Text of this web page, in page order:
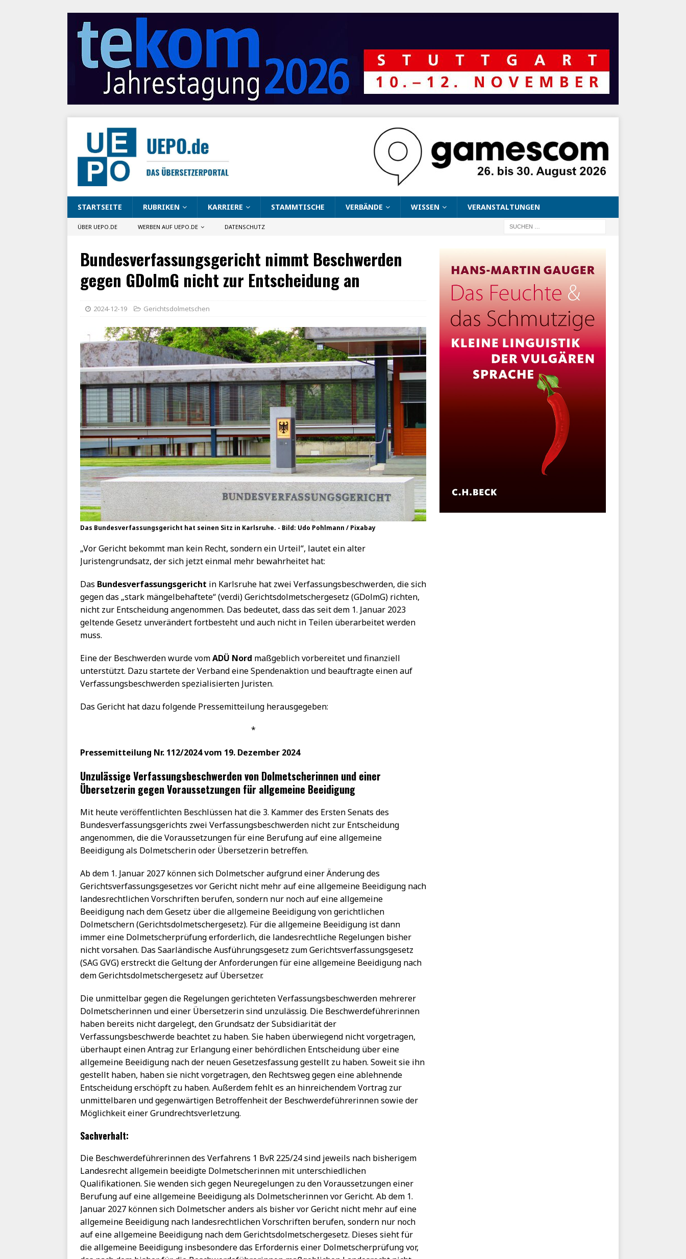
STARTSEITE RUBRIKEN KARRIERE STAMMTISCHE VERBÄNDE WISSEN VERANSTALTUNGEN
ÜBER UEPO.DE WERBEN AUF UEPO.DE DATENSCHUTZ
Bundesverfassungsgericht nimmt Beschwerden
gegen GDolmG nicht zur Entscheidung an
2024-12-19 Gerichtsdolmetschen
Das Bundesverfassungsgericht hat seinen Sitz in Karlsruhe. - Bild: Udo Pohlmann / Pixabay
„Vor Gericht bekommt man kein Recht, sondern ein Urteil“, lautet ein alter
Juristengrundsatz, der sich jetzt einmal mehr bewahrheitet hat:
Das Bundesverfassungsgericht in Karlsruhe hat zwei Verfassungsbeschwerden, die sich
gegen das „stark mängelbehaftete“ (ver.di) Gerichtsdolmetschergesetz (GDolmG) richten,
nicht zur Entscheidung angenommen. Das bedeutet, dass das seit dem 1. Januar 2023
geltende Gesetz unverändert fortbesteht und auch nicht in Teilen überarbeitet werden
muss.
Eine der Beschwerden wurde vomADÜ Nord maßgeblich vorbereitet und finanziell
unterstützt. Dazu startete der Verband eine Spendenaktion und beauftragte einen auf
Verfassungsbeschwerden spezialisierten Juristen.
Das Gericht hat dazu folgende Pressemitteilung herausgegeben:
*
Pressemitteilung Nr. 112/2024 vom 19. Dezember 2024
Unzulässige Verfassungsbeschwerden von Dolmetscherinnen und einer
Übersetzerin gegen Voraussetzungen für allgemeine Beeidigung
Mit heute veröffentlichten Beschlüssen hat die 3. Kammer des Ersten Senats des
Bundesverfassungsgerichts zwei Verfassungsbeschwerden nicht zur Entscheidung
angenommen, die die Voraussetzungen für eine Berufung auf eine allgemeine
Beeidigung als Dolmetscherin oder Übersetzerin betreffen.
Ab dem 1. Januar 2027 können sich Dolmetscher aufgrund einer Änderung des
Gerichtsverfassungsgesetzes vor Gericht nicht mehr auf eine allgemeine Beeidigung nach
landesrechtlichen Vorschriften berufen, sondern nur noch auf eine allgemeine
Beeidigung nach dem Gesetz über die allgemeine Beeidigung von gerichtlichen
Dolmetschern (Gerichtsdolmetschergesetz). Für die allgemeine Beeidigung ist dann
immer eine Dolmetscherprüfung erforderlich, die landesrechtliche Regelungen bisher
nicht vorsahen. Das Saarländische Ausführungsgesetz zum Gerichtsverfassungsgesetz
(SAG GVG) erstreckt die Geltung der Anforderungen für eine allgemeine Beeidigung nach
dem Gerichtsdolmetschergesetz auf Übersetzer.
Die unmittelbar gegen die Regelungen gerichteten Verfassungsbeschwerden mehrerer
Dolmetscherinnen und einer Übersetzerin sind unzulässig. Die Beschwerdeführerinnen
haben bereits nicht dargelegt, den Grundsatz der Subsidiarität der
Verfassungsbeschwerde beachtet zu haben. Sie haben überwiegend nicht vorgetragen,
überhaupt einen Antrag zur Erlangung einer behördlichen Entscheidung über eine
allgemeine Beeidigung nach der neuen Gesetzesfassung gestellt zu haben. Soweit sie ihn
gestellt haben, haben sie nicht vorgetragen, den Rechtsweg gegen eine ablehnende
Entscheidung erschöpft zu haben. Außerdem fehlt es an hinreichendem Vortrag zur
unmittelbaren und gegenwärtigen Betroffenheit der Beschwerdeführerinnen sowie der
Möglichkeit einer Grundrechtsverletzung.
Sachverhalt:
Die Beschwerdeführerinnen des Verfahrens 1 BvR 225/24 sind jeweils nach bisherigem
Landesrecht allgemein beeidigte Dolmetscherinnen mit unterschiedlichen
Qualifikationen. Sie wenden sich gegen Neuregelungen zu den Voraussetzungen einer
Berufung auf eine allgemeine Beeidigung als Dolmetscherinnen vor Gericht. Ab dem 1.
Januar 2027 können sich Dolmetscher anders als bisher vor Gericht nicht mehr auf eine
allgemeine Beeidigung nach landesrechtlichen Vorschriften berufen, sondern nur noch
auf eine allgemeine Beeidigung nach dem Gerichtsdolmetschergesetz. Dieses sieht für
die allgemeine Beeidigung insbesondere das Erfordernis einer Dolmetscherprüfung vor,